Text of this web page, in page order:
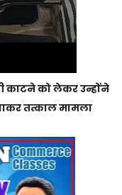
काटने को लेकर उन्होंने
तत्काल मामला